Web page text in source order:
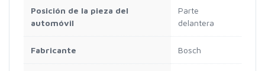
Posición de la pieza del
automóvil
Parte
delantera
Fabricante Bosch